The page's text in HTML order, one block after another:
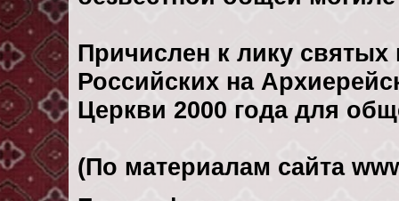
Причислен к лику
Российских на
Церкви 2000 года для
(По материалам сайта